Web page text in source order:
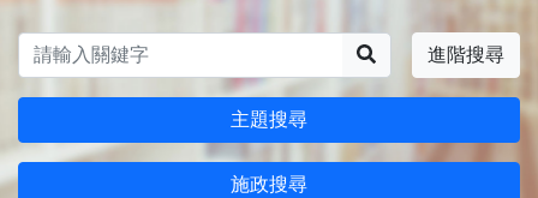
進階搜尋
主題搜尋
施政搜尋